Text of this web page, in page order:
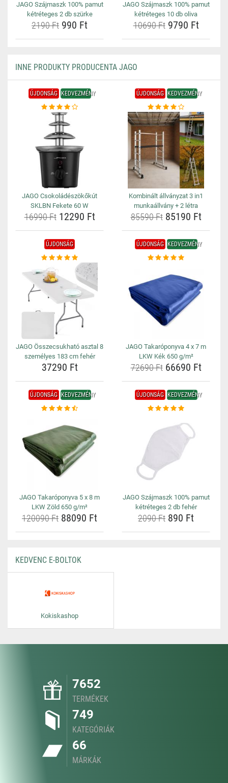
JAGO Szájmaszk 100% pamut
kétréteges 2 db szürke
2190 Ft 990 Ft
JAGO Szájmaszk 100% pamut
kétréteges 10 db oliva
10690 Ft9790 Ft
INNE PRODUKTY PRODUCENTA JAGO
ÚJDONSÁG KEDVEZMÉNY
JAGO Csokoládészökőkút
SKLBN Fekete 60 W
16990 Ft12290 Ft
ÚJDONSÁG KEDVEZMÉNY
Kombinált állványzat 3 in1
munkaállvány + 2 létra
85590 Ft85190 Ft
ÚJDONSÁG
JAGO Összecsukható asztal 8
személyes 183 cm fehér
37290 Ft
ÚJDONSÁG KEDVEZMÉNY
JAGO Takaróponyva 4 x 7 m
LKW Kék 650 g/m²
72690 Ft66690 Ft
ÚJDONSÁG KEDVEZMÉNY
JAGO Takaróponyva 5 x 8 m
LKW Zöld 650 g/m²
120090 Ft 88090 Ft
ÚJDONSÁG KEDVEZMÉNY
JAGO Szájmaszk 100% pamut
kétréteges 2 db fehér
2090 Ft 890 Ft
KEDVENC E-BOLTOK
Kokiskashop
7652
TERMÉKEK
749
KATEGÓRIÁK
66
MÁRKÁK